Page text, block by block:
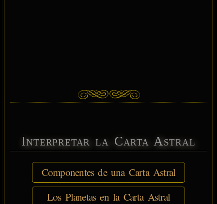
Interpretar la Carta Astral
Componentes de una Carta Astral
Los Planetas en la Carta Astral